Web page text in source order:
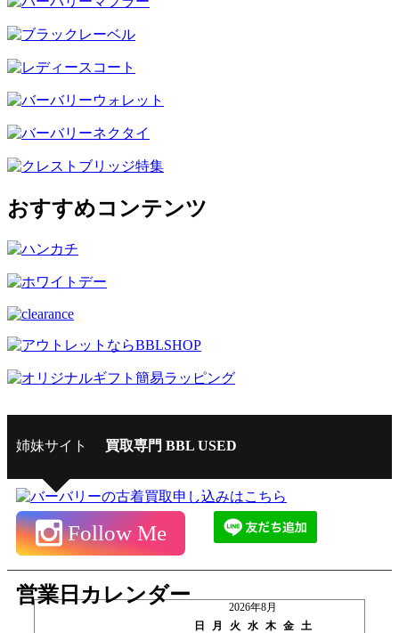
おすすめコンテンツ
姉妹サイト 買取専門 BBL USED
Follow Me
営業日カレンダー
2026年8月
日
月 火 水 木 金 土